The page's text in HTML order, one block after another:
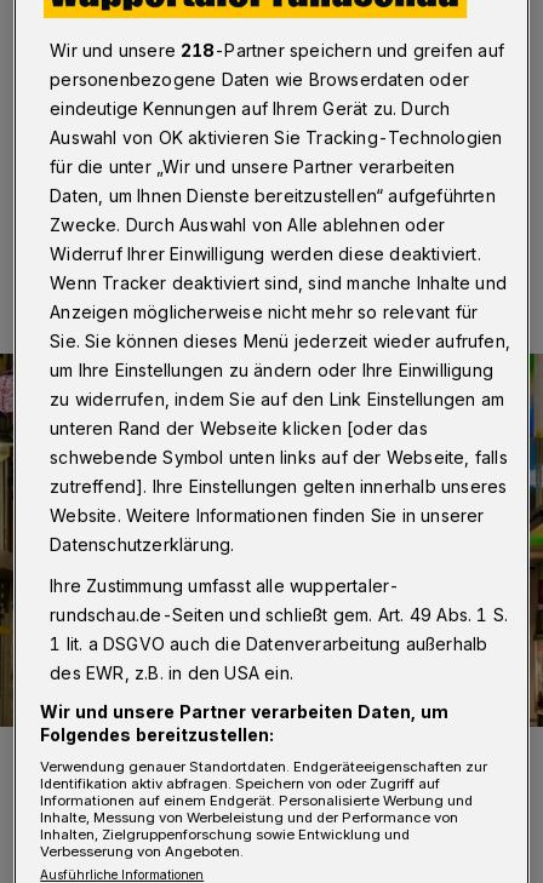
Wuppertal·An Weiberfasching (28. Februar 2019)
wurde die Illumination über dem Werth in Barmen genau
um 11.11 Uhr auf bunt umgeschaltet. Nun läuft
morgens und abends bis Aschermittwoch durch die
211 Kugeln über der Einkaufsmeile eine bunte Welle,
die die Vielfalt dieser einzeln ansteuerbaren LEDs zeigt.
28.02.2019 , 14:19 Uhr Eine Minute Lesezeit
Die bunten Lichter.
Foto: ISG Barmen
Wir und unsere 218-Partner speichern und greifen auf
personenbezogene Daten wie Browserdaten oder
eindeutige Kennungen auf Ihrem Gerät zu. Durch
Auswahl von OK aktivieren Sie Tracking-Technologien
für die unter „Wir und unsere Partner verarbeiten
Daten, um Ihnen Dienste bereitzustellen“ aufgeführten
Zwecke. Durch Auswahl von Alle ablehnen oder
Widerruf Ihrer Einwilligung werden diese deaktiviert.
Wenn Tracker deaktiviert sind, sind manche Inhalte und
Anzeigen möglicherweise nicht mehr so relevant für
Sie. Sie können dieses Menü jederzeit wieder aufrufen,
um Ihre Einstellungen zu ändern oder Ihre Einwilligung
zu widerrufen, indem Sie auf den Link Einstellungen am
unteren Rand der Webseite klicken [oder das
schwebende Symbol unten links auf der Webseite, falls
zutreffend]. Ihre Einstellungen gelten innerhalb unseres
Website. Weitere Informationen finden Sie in unserer
Datenschutzerklärung.
Ihre Zustimmung umfasst alle wuppertaler-
rundschau.de-Seiten und schließt gem. Art. 49 Abs. 1 S.
1 lit. a DSGVO auch die Datenverarbeitung außerhalb
des EWR, z.B. in den USA ein.
Wir und unsere Partner verarbeiten Daten, um
Folgendes bereitzustellen:
Verwendung genauer Standortdaten. Endgeräteeigenschaften zur
Identifikation aktiv abfragen. Speichern von oder Zugriff auf
Informationen auf einem Endgerät. Personalisierte Werbung und
Inhalte, Messung von Werbeleistung und der Performance von
Inhalten, Zielgruppenforschung sowie Entwicklung und
Verbesserung von Angeboten.
Ausführliche Informationen